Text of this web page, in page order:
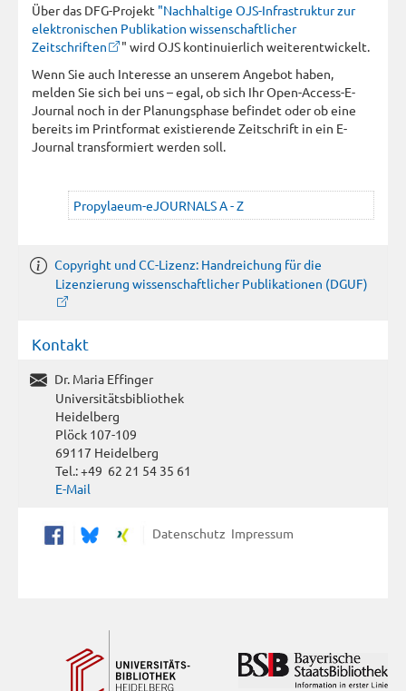
Über das DFG-Projekt "Nachhaltige OJS-Infrastruktur zur
elektronischen Publikation wissenschaftlicher
Zeitschriften
" wird OJS kontinuierlich weiterentwickelt.
Wenn Sie auch Interesse an unserem Angebot haben,
melden Sie sich bei uns – egal, ob sich Ihr Open-Access-E-
Journal noch in der Planungsphase befindet oder ob eine
bereits im Printformat existierende Zeitschrift in ein E-
Journal transformiert werden soll.
Propylaeum-eJOURNALS A - Z
Copyright und CC-Lizenz: Handreichung für die
Lizenzierung wissenschaftlicher Publikationen (DGUF)
Kontakt
Dr. Maria Effinger
Universitätsbibliothek
Heidelberg
Plöck 107-109
69117 Heidelberg
Tel.: +49 62 21 54 35 61
E-Mail
Datenschutz Impressum